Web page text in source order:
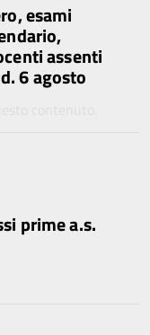
esami
assenti
6 agosto
prime a.s.